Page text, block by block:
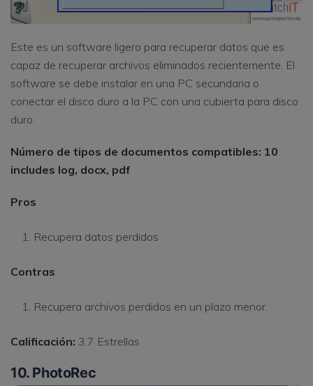
Este es un software ligero para recuperar datos que es
capaz de recuperar archivos eliminados recientemente. El
software se debe instalar en una PC secundaria o
conectar el disco duro a la PC con una cubierta para disco
duro.
Número de tipos de documentos compatibles: 10
includes log, docx, pdf
Pros
Recupera datos perdidos
Contras
Recupera archivos perdidos en un plazo menor.
Calificación: 3.7 Estrellas
10. PhotoRec